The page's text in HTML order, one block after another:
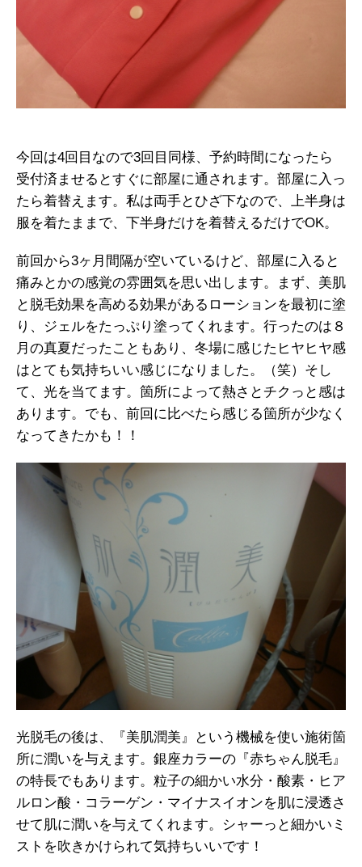
今回は4回目なので3回目同様、予約時間になったら
受付済ませるとすぐに部屋に通されます。部屋に入っ
たら着替えます。私は両手とひざ下なので、上半身は
服を着たままで、下半身だけを着替えるだけでOK。
前回から3ヶ月間隔が空いているけど、部屋に入ると
痛みとかの感覚の雰囲気を思い出します。まず、美肌
と脱毛効果を高める効果があるローションを最初に塗
り、ジェルをたっぷり塗ってくれます。行ったのは８
月の真夏だったこともあり、冬場に感じたヒヤヒヤ感
はとても気持ちいい感じになりました。（笑）そし
て、光を当てます。箇所によって熱さとチクっと感は
あります。でも、前回に比べたら感じる箇所が少なく
なってきたかも！！
光脱毛の後は、『美肌潤美』という機械を使い施術箇
所に潤いを与えます。銀座カラーの『赤ちゃん脱毛』
の特長でもあります。粒子の細かい水分・酸素・ヒア
ルロン酸・コラーゲン・マイナスイオンを肌に浸透さ
せて肌に潤いを与えてくれます。シャーっと細かいミ
ストを吹きかけられて気持ちいいです！